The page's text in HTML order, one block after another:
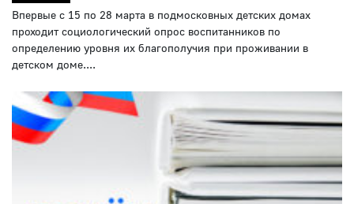
Впервые с 15 по 28 марта в подмосковных детских домах
проходит социологический опрос воспитанников по
определению уровня их благополучия при проживании в
детском доме....